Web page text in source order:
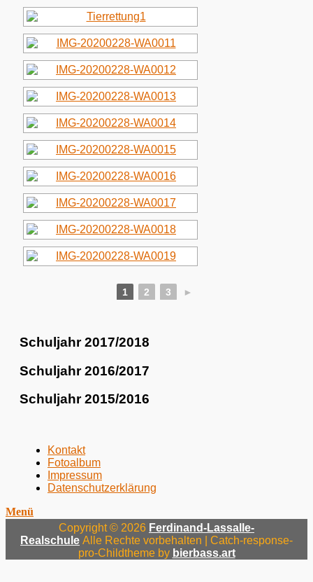
1 2 3 ►
Schuljahr 2017/2018
Schuljahr 2016/2017
Schuljahr 2015/2016
Menü
Fußzeile
Zum
Inhalt:
Kontakt
Fotoalbum
Impressum
Datenschutzerklärung
Menü
Copyright © 2026 Ferdinand-Lassalle-
Realschule Alle Rechte vorbehalten | Catch-response-
pro-Childtheme by bierbass.art